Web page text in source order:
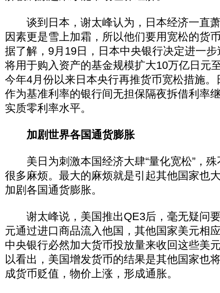
谈到日本，谢太峰认为，日本经济一直
因素更是雪上加霜，所以他们要用宽松的货
据了解，9月19日，日本中央银行决定进一
将用于购入资产的基金规模扩大10万亿日元
今年4月份以来日本央行再推货币宽松措施
作为基准利率的银行间无担保隔夜拆借利率
实质零利率水平。
加剧世界各国通货膨胀
美日为刺激本国经济大肆“量化宽松”，殊
很多麻烦。最大的麻烦就是引起其他国家也
加剧各国通货膨胀。
谢太峰说，美国推出QE3后，毫无疑问
元通过进口商品流入他国，其他国家美元相
中央银行必然加大货币投放量来收回这些美
以看出，美国增发货币的结果是其他国家也
成货币贬值，物价上涨，形成通胀。